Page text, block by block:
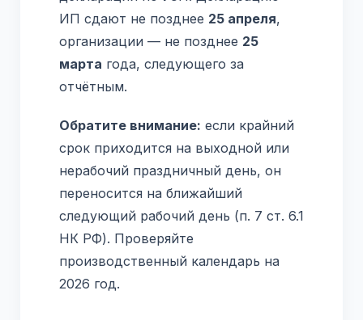
ИП сдают не позднее 25 апреля,
организации — не позднее 25
марта года, следующего за
отчётным.
Обратите внимание: если крайний
срок приходится на выходной или
нерабочий праздничный день, он
переносится на ближайший
следующий рабочий день (п. 7 ст. 6.1
НК РФ). Проверяйте
производственный календарь на
2026 год.